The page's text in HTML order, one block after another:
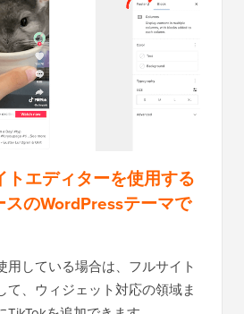
トエディターを使用する
スのWordPressテーマで
用している場合は、フルサイト
て、ウィジェット対応の領域ま